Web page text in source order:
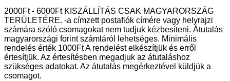
2000Ft - 6000Ft KISZÁLLÍTÁS CSAK MAGYARORSZÁG
TERÜLETÉRE. -a címzett postafiók címére vagy helyrajzi
számára szóló csomagokat nem tudjuk kézbesíteni. Átutalás
magyarországi forint számláról lehetséges. Minimális
rendelés érték 1000Ft A rendelést elkészítjük és erről
értesítjük. Az értesítésben megadjuk az átutaláshoz
szükséges adatokat. Az átutalás megérkeztével küldjük a
csomagot.